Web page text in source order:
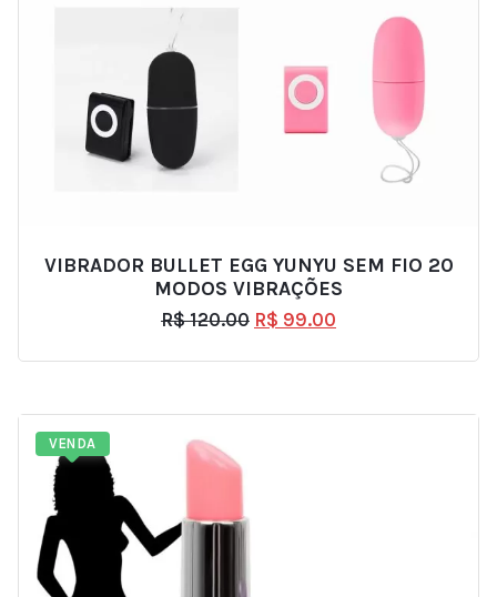
VIBRADOR BULLET EGG YUNYU SEM FIO 20
MODOS VIBRAÇÕES
R$120.00 R$ 99.00
VENDA